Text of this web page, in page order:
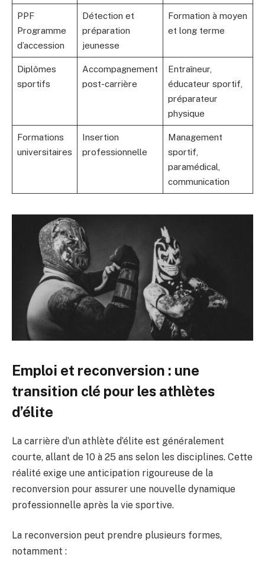
PPF
Programme
d’accession
Détection et
préparation
jeunesse
Formation à moyen
et long terme
Diplômes
sportifs
Accompagnement
post-carrière
Entraîneur,
éducateur sportif,
préparateur
physique
Formations
universitaires
Insertion
professionnelle
Management
sportif,
paramédical,
communication
Emploi et reconversion : une
transition clé pour les athlètes
d’élite
La carrière d’un athlète d’élite est généralement
courte, allant de 10 à 25 ans selon les disciplines. Cette
réalité exige une anticipation rigoureuse de la
reconversion pour assurer une nouvelle dynamique
professionnelle après la vie sportive.
La reconversion peut prendre plusieurs formes,
notamment :